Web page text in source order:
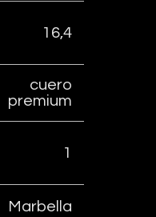
16,4
cuero
premium
1
Marbella